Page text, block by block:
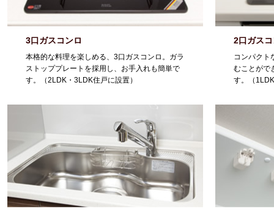
3口ガスコンロ
本格的な料理を楽しめる、3口ガスコンロ。ガラ
ストッププレートを採用し、お手入れも簡単で
す。（2LDK・3LDK住戸に設置）
2口ガス
コンパクト
むことがで
す。（